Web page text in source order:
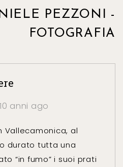
PEZZONI -
FOTOGRAFIA
10 anni ago
Vallecamonica, al
durato tutta una
“in fumo” i suoi prati